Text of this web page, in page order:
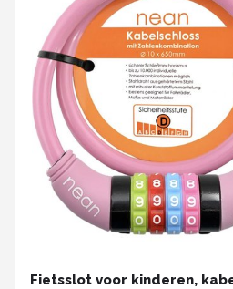
Fietsslot voor kinderen,